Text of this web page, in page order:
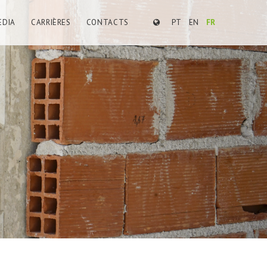
PT EN FR
CARRIÈRES CONTACTS